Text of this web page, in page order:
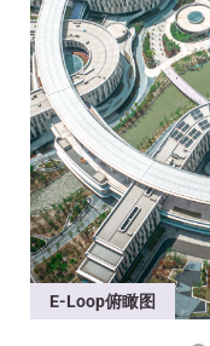
E-Loop俯瞰图